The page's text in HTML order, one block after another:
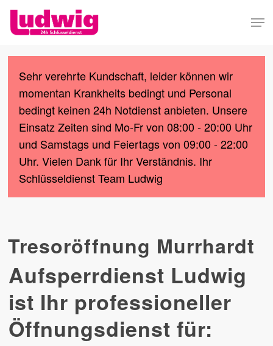
Skip
content
Sehr verehrte Kundschaft, leider können wir
momentan Krankheits bedingt und Personal
bedingt keinen 24h Notdienst anbieten. Unsere
Einsatz Zeiten sind Mo-Fr von 08:00 - 20:00 Uhr
und Samstags und Feiertags von 09:00 - 22:00
Uhr. Vielen Dank für Ihr Verständnis. Ihr
Schlüsseldienst Team Ludwig
Tresoröffnung Murrhardt
Aufsperrdienst Ludwig
ist Ihr professioneller
Öffnungsdienst für:
Menu